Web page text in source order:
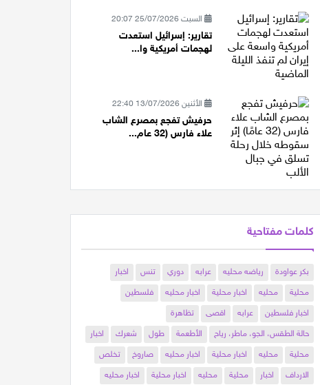
السبت 25/07/2026 20:07
تقارير: إسرائيل استعدت
لهجمات أمريكية وا...
الأثنين 13/07/2026 22:40
حرفيش تفجع بمصرع الشاب
علاء فارس (32 عام...
كلمات مفتاحية
بكر عواودة رياضه محليه عرابه دوري تنس
اخبار
محلية
محليه اخبار محلية اخبار محليه
فلسطين
اخبار فلسطين
عرابه اقصى
تظاهرة
حالة الطقس، الجو، ماطر، رياح
الأطعمة طول شعرك
اخبار
محلية
محليه اخبار محلية اخبار محليه صاروخ
تخلص
الارداف
اخبار محلية محليه اخبار محلية
اخبار محليه